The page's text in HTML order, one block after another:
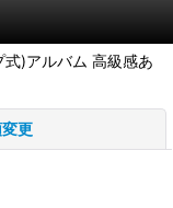
)アルバム 高級感あ
更